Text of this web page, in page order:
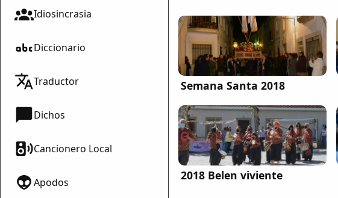
Idiosincrasia
Diccionario
Traductor
Dichos
Cancionero Local
Apodos
Semana Santa 2018
2018 Belen viviente